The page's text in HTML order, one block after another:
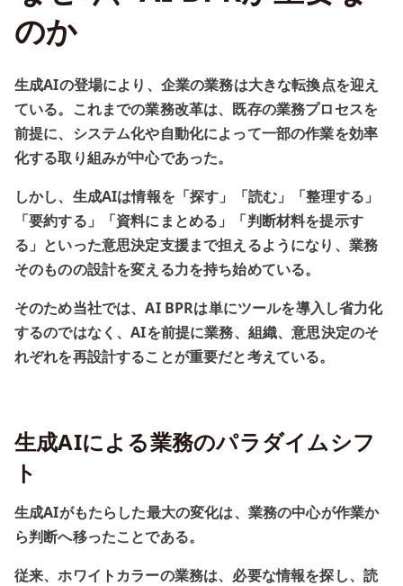
のか
生成AIの登場により、企業の業務は大きな転換点を迎え
ている。これまでの業務改革は、既存の業務プロセスを
前提に、システム化や自動化によって一部の作業を効率
化する取り組みが中心であった。
しかし、生成AIは情報を「探す」「読む」「整理する」
「要約する」「資料にまとめる」「判断材料を提示す
る」といった意思決定支援まで担えるようになり、業務
そのものの設計を変える力を持ち始めている。
そのため当社では、AI BPRは単にツールを導入し省力化
するのではなく、AIを前提に業務、組織、意思決定のそ
れぞれを再設計することが重要だと考えている。
生成AIによる業務のパラダイムシフ
ト
生成AIがもたらした最大の変化は、業務の中心が作業か
ら判断へ移ったことである。
従来、ホワイトカラーの業務は、必要な情報を探し、読